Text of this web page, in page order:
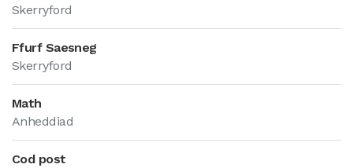
Skerryford
Ffurf Saesneg
Skerryford
Math
Anheddiad
Cod post